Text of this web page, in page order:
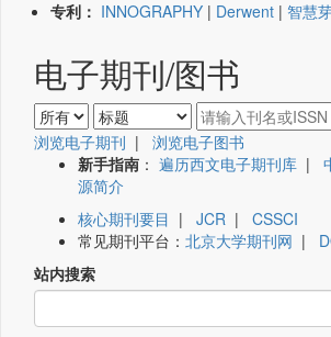
专利： INNOGRAPHY | Derwent | 智慧
电子期刊/图书
浏览电子期刊 | 浏览电子图书
新手指南 ： 遍历西文电子期刊库 |
源简介
核心期刊要目 | JCR | CSSCI
常见期刊平台： 北京大学期刊网 |
站内搜索